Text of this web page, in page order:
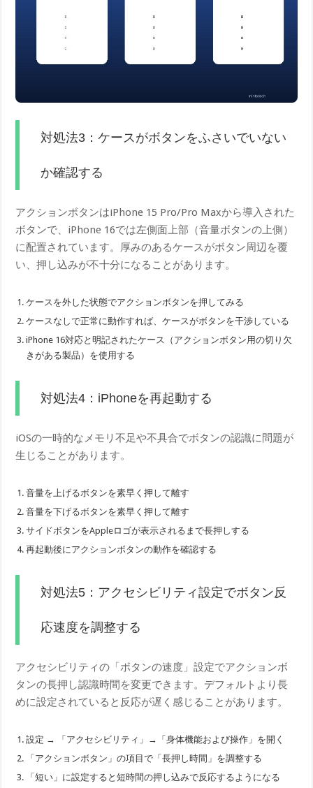
対処法3：ケースがボタンをふさいでいない
か確認する
アクションボタンはiPhone 15 Pro/Pro Maxから導入された
ボタンで、iPhone 16では左側面上部（音量ボタンの上側）
に配置されています。厚みのあるケースがボタン周辺を覆
い、押し込みが不十分になることがあります。
ケースを外した状態でアクションボタンを押してみる
ケースなしで正常に動作すれば、ケースがボタンを干渉している
iPhone 16対応と明記されたケース（アクションボタン用の切り欠
きがある製品）を使用する
対処法4：iPhoneを再起動する
iOSの一時的なメモリ不足や不具合でボタンの認識に問題が
生じることがあります。
音量を上げるボタンを素早く押して離す
音量を下げるボタンを素早く押して離す
サイドボタンをAppleロゴが表示されるまで長押しする
再起動後にアクションボタンの動作を確認する
対処法5：アクセシビリティ設定でボタン反
応速度を調整する
アクセシビリティの「ボタンの速度」設定でアクションボ
タンの長押し認識時間を変更できます。デフォルトより長
めに設定されていると反応が遅く感じることがあります。
設定 → 「アクセシビリティ」→「身体機能および操作」を開く
「アクションボタン」の項目で「長押し時間」を調整する
「短い」に設定すると短時間の押し込みで反応するようになる